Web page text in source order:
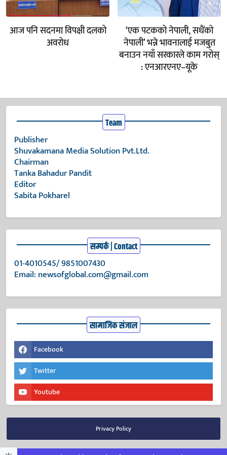
आज पनि सदनमा विपक्षी दलको
अवरोध
‘एक पटकको नेपाली, सधैंको
नेपाली’ भन्ने भावनालाई मजबुत
बनाउन नयाँ सरकारले काम गरोस्
: एनआरएनए–यूके
Team
Publisher
Shuvakamana Media Solution Pvt.Ltd.
Chairman
Tanka Bahadur Pandit
Editor
Sabita Pokharel
सम्पर्क | Contact
01-4010545/ 9851007430
Email: newsofglobal.com@gmail.com
सामाजिक संजाल
Facebook
Twitter
Youtube
Privacy Policy